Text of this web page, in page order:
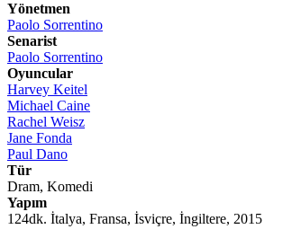
Yönetmen
Paolo Sorrentino
Senarist
Paolo Sorrentino
Oyuncular
Harvey Keitel
Michael Caine
Rachel Weisz
Jane Fonda
Paul Dano
Tür
Dram, Komedi
Yapım
124dk. İtalya, Fransa, İsviçre, İngiltere, 2015